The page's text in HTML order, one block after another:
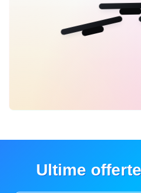
Ultime